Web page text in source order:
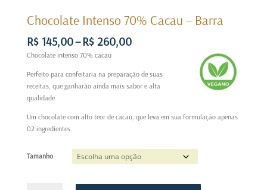
Chocolate Intenso 70% Cacau – Barra
R$145,00–R$260,00Faixa
R$ 145,00
através
Chocolate intenso 70% cacau
Perfeito para confeitaria na preparação de suas
receitas, que ganharão ainda mais sabor e alta
qualidade.
Um chocolate com alto teor de cacau, que leva em sua formulação apenas
02 ingredientes.
Tamanho